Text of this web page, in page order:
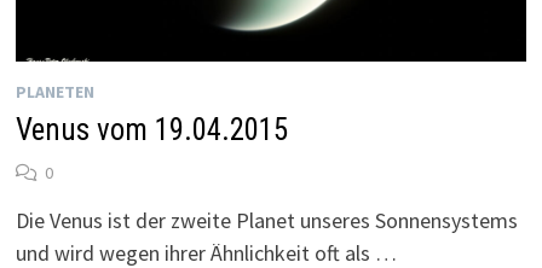
PLANETEN
Venus vom 19.04.2015
0
Die Venus ist der zweite Planet unseres Sonnensystems
und wird wegen ihrer Ähnlichkeit oft als …